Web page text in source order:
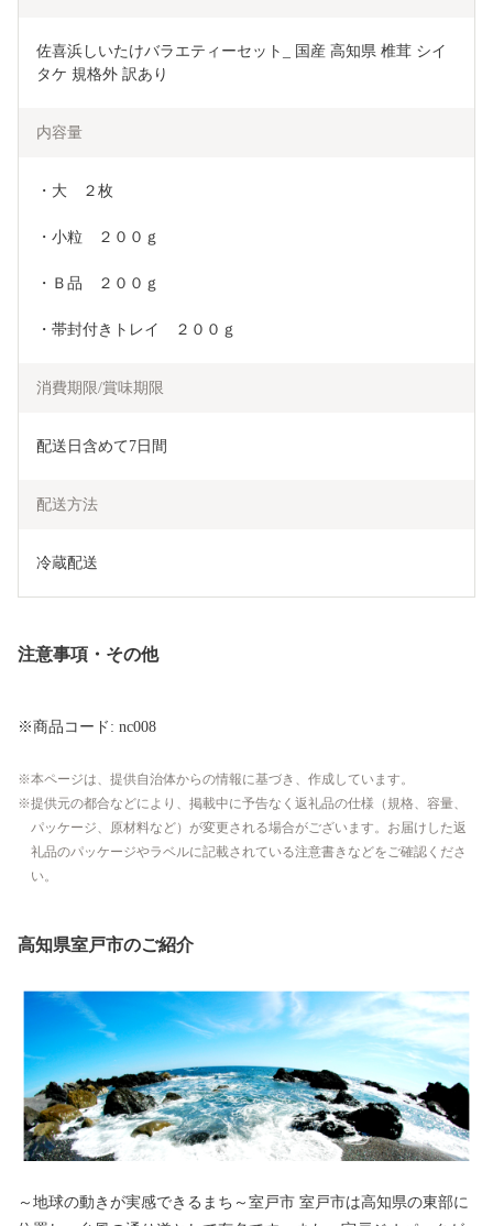
佐喜浜しいたけバラエティーセット_ 国産 高知県 椎茸 シイ
タケ 規格外 訳あり
内容量
・大　２枚
・小粒　２００ｇ
・Ｂ品　２００ｇ
・帯封付きトレイ　２００ｇ
消費期限/賞味期限
配送日含めて7日間
配送方法
冷蔵配送
注意事項・その他
※商品コード: nc008
本ページは、提供自治体からの情報に基づき、作成しています。
提供元の都合などにより、掲載中に予告なく返礼品の仕様（規格、容量、
パッケージ、原材料など）が変更される場合がございます。お届けした返
礼品のパッケージやラベルに記載されている注意書きなどをご確認くださ
い。
高知県室戸市のご紹介
～地球の動きが実感できるまち～室戸市 室戸市は高知県の東部に